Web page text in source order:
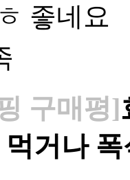
좋네요
구매평]
먹거나